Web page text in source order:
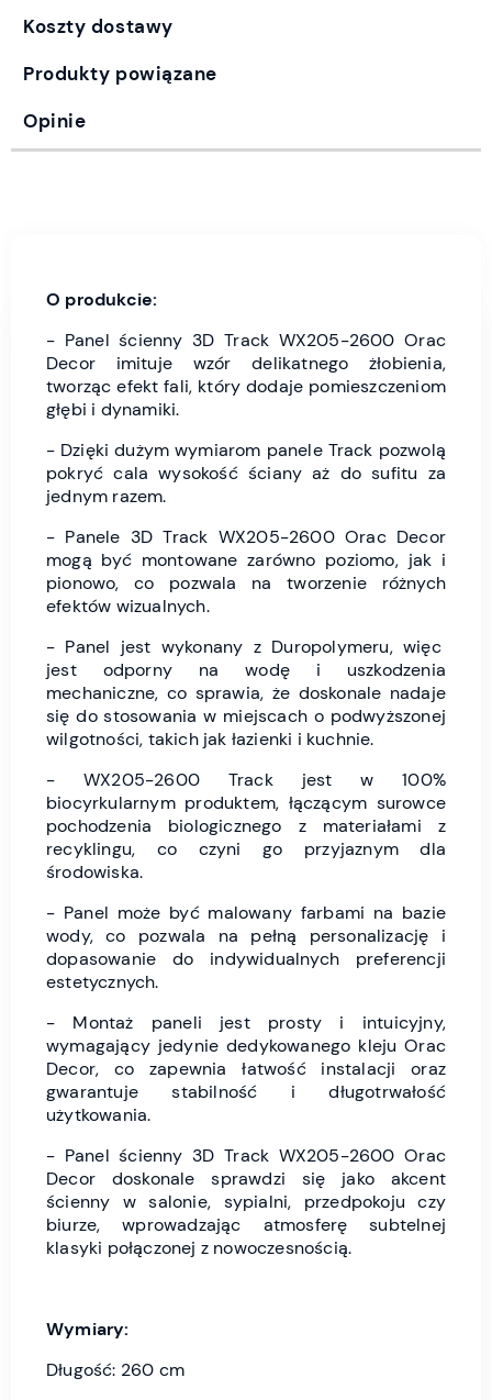
Koszty dostawy
Produkty powiązane
Opinie
O produkcie:
- Panel ścienny 3D Track WX205-2600 Orac
Decor imituje wzór delikatnego żłobienia,
tworząc efekt fali, który dodaje pomieszczeniom
głębi i dynamiki.
- Dzięki dużym wymiarom panele Track pozwolą
pokryć cala wysokość ściany aż do sufitu za
jednym razem.
- Panele 3D Track WX205-2600 Orac Decor
mogą być montowane zarówno poziomo, jak i
pionowo, co pozwala na tworzenie różnych
efektów wizualnych.
- Panel jest wykonany z Duropolymeru, więc
jest odporny na wodę i uszkodzenia
mechaniczne, co sprawia, że doskonale nadaje
się do stosowania w miejscach o podwyższonej
wilgotności, takich jak łazienki i kuchnie.
- WX205-2600 Track jest w 100%
biocyrkularnym produktem, łączącym surowce
pochodzenia biologicznego z materiałami z
recyklingu, co czyni go przyjaznym dla
środowiska.
- Panel może być malowany farbami na bazie
wody, co pozwala na pełną personalizację i
dopasowanie do indywidualnych preferencji
estetycznych.
- Montaż paneli jest prosty i intuicyjny,
wymagający jedynie dedykowanego kleju Orac
Decor, co zapewnia łatwość instalacji oraz
gwarantuje stabilność i długotrwałość
użytkowania.
- Panel ścienny 3D Track WX205-2600 Orac
Decor doskonale sprawdzi się jako akcent
ścienny w salonie, sypialni, przedpokoju czy
biurze, wprowadzając atmosferę subtelnej
klasyki połączonej z nowoczesnością.
Wymiary:
Długość: 260 cm